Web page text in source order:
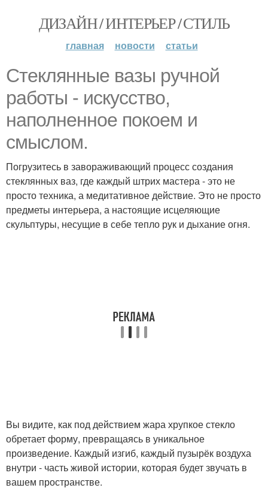
ДИЗАЙН / ИНТЕРЬЕР / СТИЛЬ
главная новости статьи
Стеклянные вазы ручной
работы - искусство,
наполненное покоем и
смыслом.
Погрузитесь в завораживающий процесс создания
стеклянных ваз, где каждый штрих мастера - это не
просто техника, а медитативное действие. Это не просто
предметы интерьера, а настоящие исцеляющие
скульптуры, несущие в себе тепло рук и дыхание огня.
Вы видите, как под действием жара хрупкое стекло
обретает форму, превращаясь в уникальное
произведение. Каждый изгиб, каждый пузырёк воздуха
внутри - часть живой истории, которая будет звучать в
вашем пространстве.